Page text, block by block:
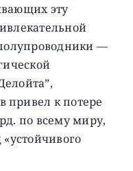
эту
—
привел к потере
по всему миру,